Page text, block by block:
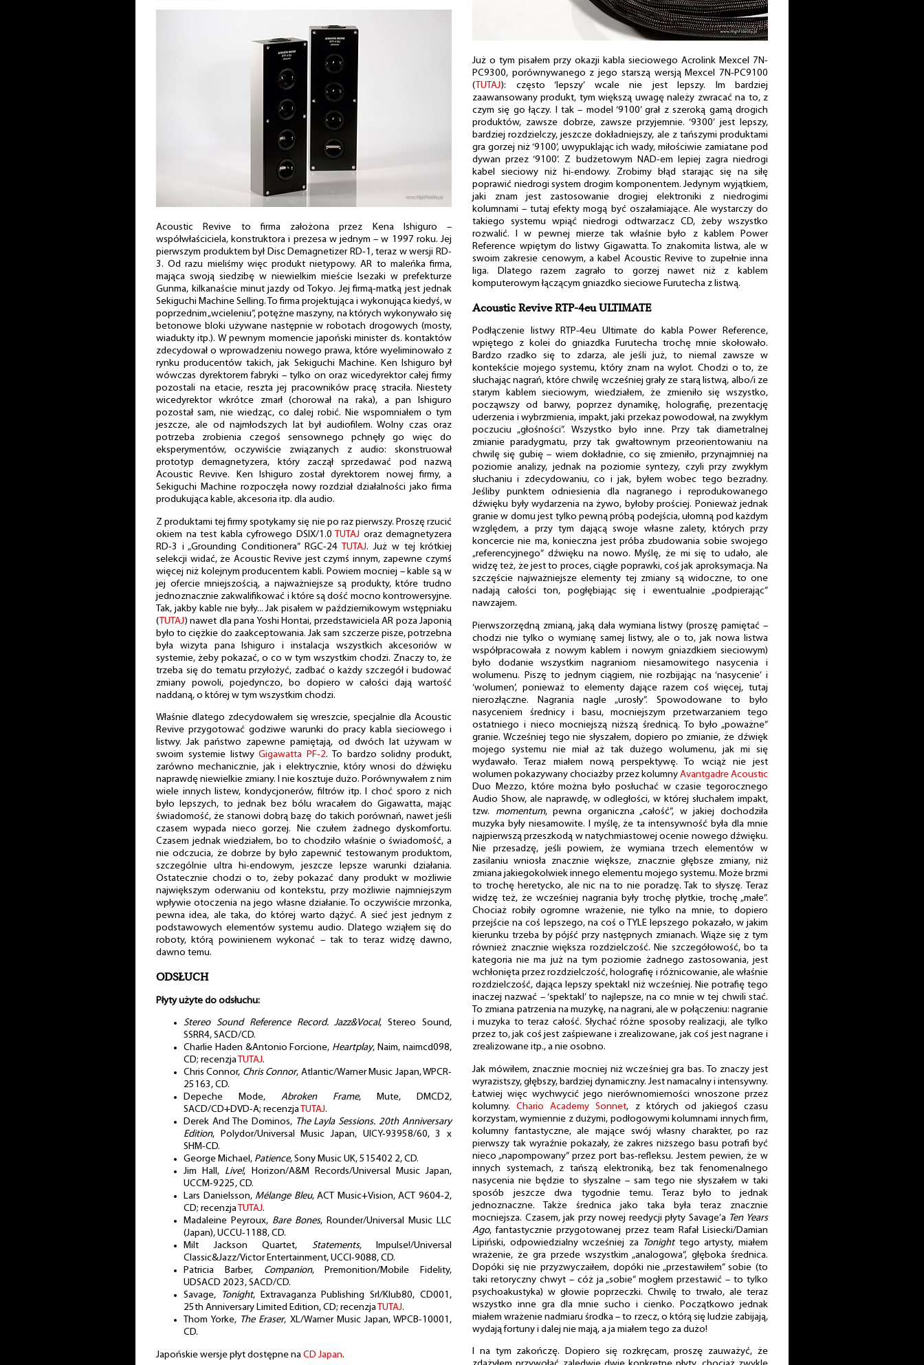
Acoustic Revive to firma założona przez Kena Ishiguro –
współwłaściciela, konstruktora i prezesa w jednym – w 1997 roku. Jej
pierwszym produktem był Disc Demagnetizer RD-1, teraz w wersji RD-
3. Od razu mieliśmy więc produkt nietypowy. AR to maleńka firma,
mająca swoją siedzibę w niewielkim mieście Isezaki w prefekturze
Gunma, kilkanaście minut jazdy od Tokyo. Jej firmą-matką jest jednak
Sekiguchi Machine Selling. To firma projektująca i wykonująca kiedyś, w
poprzednim „wcieleniu”, potężne maszyny, na których wykonywało się
betonowe bloki używane następnie w robotach drogowych (mosty,
wiadukty itp.). W pewnym momencie japoński minister ds. kontaktów
zdecydował o wprowadzeniu nowego prawa, które wyeliminowało z
rynku producentów takich, jak Sekiguchi Machine. Ken Ishiguro był
wówczas dyrektorem fabryki – tylko on oraz wicedyrektor całej firmy
pozostali na etacie, reszta jej pracowników pracę straciła. Niestety
wicedyrektor wkrótce zmarł (chorował na raka), a pan Ishiguro
pozostał sam, nie wiedząc, co dalej robić. Nie wspomniałem o tym
jeszcze, ale od najmłodszych lat był audiofilem. Wolny czas oraz
potrzeba zrobienia czegoś sensownego pchnęły go więc do
eksperymentów, oczywiście związanych z audio: skonstruował
prototyp demagnetyzera, który zaczął sprzedawać pod nazwą
Acoustic Revive. Ken Ishiguro został dyrektorem nowej firmy, a
Sekiguchi Machine rozpoczęła nowy rozdział działalności jako firma
produkująca kable, akcesoria itp. dla audio.
Z produktami tej firmy spotykamy się nie po raz pierwszy. Proszę rzucić
okiem na test kabla cyfrowego DSIX/1.0 TUTAJ oraz demagnetyzera
RD-3 i „Grounding Conditionera” RGC-24 TUTAJ. Już w tej krótkiej
selekcji widać, że Acoustic Revive jest czymś innym, zapewne czymś
więcej niż kolejnym producentem kabli. Powiem mocniej – kable są w
jej ofercie mniejszością, a najważniejsze są produkty, które trudno
jednoznacznie zakwalifikować i które są dość mocno kontrowersyjne.
Tak, jakby kable nie były... Jak pisałem w październikowym wstępniaku
(TUTAJ) nawet dla pana Yoshi Hontai, przedstawiciela AR poza Japonią
było to ciężkie do zaakceptowania. Jak sam szczerze pisze, potrzebna
była wizyta pana Ishiguro i instalacja wszystkich akcesoriów w
systemie, żeby pokazać, o co w tym wszystkim chodzi. Znaczy to, że
trzeba się do tematu przyłożyć, zadbać o każdy szczegół i budować
zmiany powoli, pojedynczo, bo dopiero w całości dają wartość
naddaną, o której w tym wszystkim chodzi.
Właśnie dlatego zdecydowałem się wreszcie, specjalnie dla Acoustic
Revive przygotować godziwe warunki do pracy kabla sieciowego i
listwy. Jak państwo zapewne pamiętają, od dwóch lat używam w
swoim systemie listwyGigawatta PF-2. To bardzo solidny produkt,
zarówno mechanicznie, jak i elektrycznie, który wnosi do dźwięku
naprawdę niewielkie zmiany. I nie kosztuje dużo. Porównywałem z nim
wiele innych listew, kondycjonerów, filtrów itp. I choć sporo z nich
było lepszych, to jednak bez bólu wracałem do Gigawatta, mając
świadomość, że stanowi dobrą bazę do takich porównań, nawet jeśli
czasem wypada nieco gorzej. Nie czułem żadnego dyskomfortu.
Czasem jednak wiedziałem, bo to chodziło właśnie o świadomość, a
nie odczucia, że dobrze by było zapewnić testowanym produktom,
szczególnie ultra hi-endowym, jeszcze lepsze warunki działania.
Ostatecznie chodzi o to, żeby pokazać dany produkt w możliwie
największym oderwaniu od kontekstu, przy możliwie najmniejszym
wpływie otoczenia na jego własne działanie. To oczywiście mrzonka,
pewna idea, ale taka, do której warto dążyć. A sieć jest jednym z
podstawowych elementów systemu audio. Dlatego wziąłem się do
roboty, którą powinienem wykonać – tak to teraz widzę dawno,
dawno temu.
ODSŁUCH
Płyty użyte do odsłuchu:
Stereo Sound Reference Record. Jazz&Vocal, Stereo Sound,
SSRR4, SACD/CD.
Charlie Haden &Antonio Forcione, Heartplay, Naim, naimcd098,
CD; recenzja TUTAJ.
Chris Connor, Chris Connor, Atlantic/Warner Music Japan, WPCR-
25163, CD.
Depeche Mode, Abroken Frame, Mute, DMCD2,
SACD/CD+DVD-A; recenzja TUTAJ.
Derek And The Dominos, The Layla Sessions. 20th Anniversary
Edition, Polydor/Universal Music Japan, UICY-93958/60, 3 x
SHM-CD.
George Michael, Patience, Sony Music UK, 515402 2, CD.
Jim Hall, Live!, Horizon/A&M Records/Universal Music Japan,
UCCM-9225, CD.
Lars Danielsson, Mélange Bleu, ACT Music+Vision, ACT 9604-2,
CD; recenzja TUTAJ.
Madaleine Peyroux, Bare Bones, Rounder/Universal Music LLC
(Japan), UCCU-1188, CD.
Milt Jackson Quartet, Statements, Impulse!/Universal
Classic&Jazz/Victor Entertainment, UCCI-9088, CD.
Patricia Barber, Companion, Premonition/Mobile Fidelity,
UDSACD 2023, SACD/CD.
Savage,
Tonight, Extravaganza Publishing Srl/Klub80, CD001,
25th Anniversary Limited Edition, CD; recenzja TUTAJ.
Thom Yorke, The Eraser, XL/Warner Music Japan, WPCB-10001,
CD.
Japońskie wersje płyt dostępne na CD Japan.
Już o tym pisałem przy okazji kabla sieciowego Acrolink Mexcel 7N-
PC9300, porównywanego z jego starszą wersją Mexcel 7N-PC9100
( TUTAJ): często ‘lepszy’ wcale nie jest lepszy. Im bardziej
zaawansowany produkt, tym większą uwagę należy zwracać na to, z
czym się go łączy. I tak – model ‘9100’ grał z szeroką gamą drogich
produktów, zawsze dobrze, zawsze przyjemnie. ‘9300’ jest lepszy,
bardziej rozdzielczy, jeszcze dokładniejszy, ale z tańszymi produktami
gra gorzej niż ‘9100’, uwypuklając ich wady, miłościwie zamiatane pod
dywan przez ‘9100’. Z budżetowym NAD-em lepiej zagra niedrogi
kabel sieciowy niż hi-endowy. Zrobimy błąd starając się na siłę
poprawić niedrogi system drogim komponentem. Jedynym wyjątkiem,
jaki znam jest zastosowanie drogiej elektroniki z niedrogimi
kolumnami – tutaj efekty mogą być oszałamiające. Ale wystarczy do
takiego systemu wpiąć niedrogi odtwarzacz CD, żeby wszystko
rozwalić. I w pewnej mierze tak właśnie było z kablem Power
Reference wpiętym do listwy Gigawatta. To znakomita listwa, ale w
swoim zakresie cenowym, a kabel Acoustic Revive to zupełnie inna
liga. Dlatego razem zagrało to gorzej nawet niż z kablem
komputerowym łączącym gniazdko sieciowe Furutecha z listwą.
Acoustic Revive RTP-4eu ULTIMATE
Podłączenie listwy RTP-4eu Ultimate do kabla Power Reference,
wpiętego z kolei do gniazdka Furutecha trochę mnie skołowało.
Bardzo rzadko się to zdarza, ale jeśli już, to niemal zawsze w
kontekście mojego systemu, który znam na wylot. Chodzi o to, że
słuchając nagrań, które chwilę wcześniej grały ze starą listwą, albo/i ze
starym kablem sieciowym, wiedziałem, że zmieniło się wszystko,
począwszy od barwy, poprzez dynamikę, holografię, prezentację
uderzenia i wybrzmienia, impakt, jaki przekaz powodował, na zwykłym
poczuciu „głośności”. Wszystko było inne. Przy tak diametralnej
zmianie paradygmatu, przy tak gwałtownym przeorientowaniu na
chwilę się gubię – wiem dokładnie, co się zmieniło, przynajmniej na
poziomie analizy, jednak na poziomie syntezy, czyli przy zwykłym
słuchaniu i zdecydowaniu, co i jak, byłem wobec tego bezradny.
Jeśliby punktem odniesienia dla nagranego i reprodukowanego
dźwięku były wydarzenia na żywo, byłoby prościej. Ponieważ jednak
granie w domu jest tylko pewną próbą podejścia, ułomną pod każdym
względem, a przy tym dającą swoje własne zalety, których przy
koncercie nie ma, konieczna jest próba zbudowania sobie swojego
„referencyjnego” dźwięku na nowo. Myślę, że mi się to udało, ale
widzę też, że jest to proces, ciągłe poprawki, coś jak aproksymacja. Na
szczęście najważniejsze elementy tej zmiany są widoczne, to one
nadają całości ton, pogłębiając się i ewentualnie „podpierając”
nawzajem.
Pierwszorzędną zmianą, jaką dała wymiana listwy (proszę pamiętać –
chodzi nie tylko o wymianę samej listwy, ale o to, jak nowa listwa
współpracowała z nowym kablem i nowym gniazdkiem sieciowym)
było dodanie wszystkim nagraniom niesamowitego nasycenia i
wolumenu. Piszę to jednym ciągiem, nie rozbijając na ‘nasycenie’ i
‘wolumen’, ponieważ to elementy dające razem coś więcej, tutaj
nierozłączne. Nagrania nagle „urosły”. Spowodowane to było
nasyceniem średnicy i basu, mocniejszym przetwarzaniem tego
ostatniego i nieco mocniejszą niższą średnicą. To było „poważne”
granie. Wcześniej tego nie słyszałem, dopiero po zmianie, że dźwięk
mojego systemu nie miał aż tak dużego wolumenu, jak mi się
wydawało. Teraz miałem nową perspektywę. To wciąż nie jest
wolumen pokazywany chociażby przez kolumny Avantgadre Acoustic
Duo Mezzo, które można było posłuchać w czasie tegorocznego
Audio Show, ale naprawdę, w odległości, w której słuchałem impakt,
tzw. momentum, pewna organiczna „całość”, w jakiej dochodziła
muzyka były niesamowite. I myślę, że ta intensywność była dla mnie
najpierwszą przeszkodą w natychmiastowej ocenie nowego dźwięku.
Nie przesadzę, jeśli powiem, że wymiana trzech elementów w
zasilaniu wniosła znacznie większe, znacznie głębsze zmiany, niż
zmiana jakiegokolwiek innego elementu mojego systemu. Może brzmi
to trochę heretycko, ale nic na to nie poradzę. Tak to słyszę. Teraz
widzę też, że wcześniej nagrania były trochę płytkie, trochę „małe”.
Chociaż robiły ogromne wrażenie, nie tylko na mnie, to dopiero
przejście na coś lepszego, na coś o TYLE lepszego pokazało, w jakim
kierunku trzeba by pójść przy następnych zmianach. Wiąże się z tym
również znacznie większa rozdzielczość. Nie szczegółowość, bo ta
kategoria nie ma już na tym poziomie żadnego zastosowania, jest
wchłonięta przez rozdzielczość, holografię i różnicowanie, ale właśnie
rozdzielczość, dająca lepszy spektakl niż wcześniej. Nie potrafię tego
inaczej nazwać – ‘spektakl’ to najlepsze, na co mnie w tej chwili stać.
To zmiana patrzenia na muzykę, na nagrani, ale w połączeniu: nagranie
i muzyka to teraz całość. Słychać różne sposoby realizacji, ale tylko
przez to, jak coś jest zaśpiewane i zrealizowane, jak coś jest nagrane i
zrealizowane itp., a nie osobno.
Jak mówiłem, znacznie mocniej niż wcześniej gra bas. To znaczy jest
wyrazistszy, głębszy, bardziej dynamiczny. Jest namacalny i intensywny.
Łatwiej więc wychwycić jego nierównomierności wnoszone przez
kolumny.Chario Academy Sonnet, z których od jakiegoś czasu
korzystam, wymiennie z dużymi, podłogowymi kolumnami innych firm,
kolumny fantastyczne, ale mające swój własny charakter, po raz
pierwszy tak wyraźnie pokazały, że zakres niższego basu potrafi być
nieco „napompowany” przez port bas-refleksu. Jestem pewien, że w
innych systemach, z tańszą elektroniką, bez tak fenomenalnego
nasycenia nie będzie to słyszalne – sam tego nie słyszałem w taki
sposób jeszcze dwa tygodnie temu. Teraz było to jednak
jednoznaczne. Także średnica jako taka była teraz znacznie
mocniejsza. Czasem, jak przy nowej reedycji płyty Savage’a Ten Years
Ago, fantastycznie przygotowanej przez team Rafał Lisiecki/Damian
Lipiński, odpowiedzialny wcześniej za Tonighttego artysty, miałem
wrażenie, że gra przede wszystkim „analogowa”, głęboka średnica.
Dopóki się nie przyzwyczaiłem, dopóki nie „przestawiłem” sobie (to
taki retoryczny chwyt – cóż ja „sobie” mogłem przestawić – to tylko
psychoakustyka) w głowie poprzeczki. Chwilę to trwało, ale teraz
wszystko inne gra dla mnie sucho i cienko. Początkowo jednak
miałem wrażenie nadmiaru środka – to rzecz, o którą się ludzie zabijają,
wydają fortuny i dalej nie mają, a ja miałem tego za dużo!
I na tym zakończę. Dopiero się rozkręcam, proszę zauważyć, że